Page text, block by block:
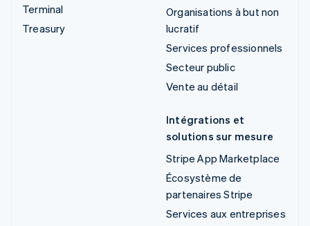
Terminal
Treasury
Organisations à but non
lucratif
Services professionnels
Secteur public
Vente au détail
Intégrations et
solutions sur mesure
Stripe App Marketplace
Écosystème de
partenaires Stripe
Services aux entreprises